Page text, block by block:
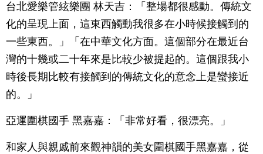
台北愛樂管絃樂團 林天吉：「整場都很感動。傳統文
化的呈現上面，這東西觸動我很多在小時候接觸到的
一些東西。」「在中華文化方面。這個部分在最近台
灣的十幾或二十年來是比較少被提起的。這個跟我小
時後長期比較有接觸到的傳統文化的意念上是蠻接近
的。」
亞運圍棋國手 黑嘉嘉：「非常好看，很漂亮。」
和家人與親戚前來觀神韻的美女圍棋國手黑嘉嘉，從